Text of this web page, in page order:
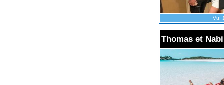
Vu:
Thomas et